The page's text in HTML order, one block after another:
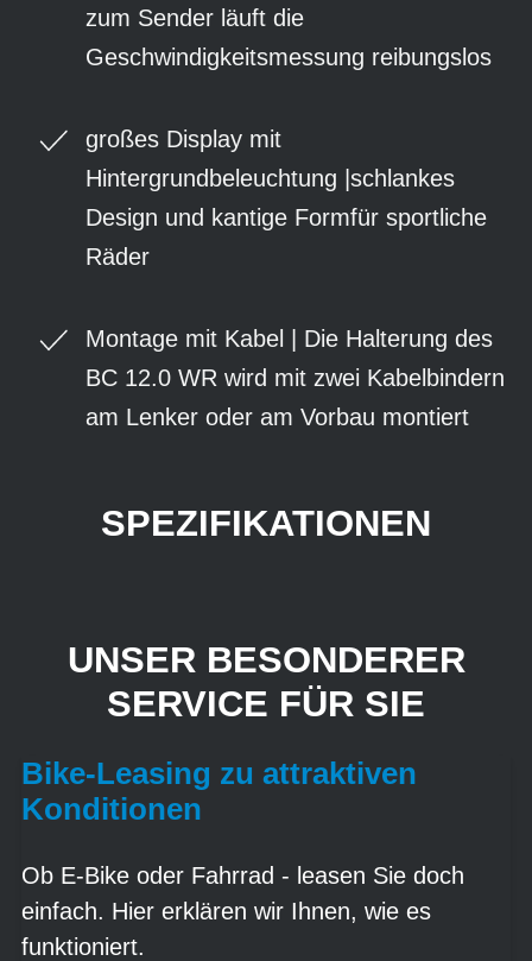
zum Sender läuft die
Geschwindigkeitsmessung reibungslos
großes Display mit
Hintergrundbeleuchtung |schlankes
Design und kantige Formfür sportliche
Räder
Montage mit Kabel | Die Halterung des
BC 12.0 WR wird mit zwei Kabelbindern
am Lenker oder am Vorbau montiert
SPEZIFIKATIONEN
UNSER BESONDERER
SERVICE FÜR SIE
Bike-Leasing zu attraktiven
Konditionen
Ob E-Bike oder Fahrrad - leasen Sie doch
einfach. Hier erklären wir Ihnen, wie es
funktioniert.